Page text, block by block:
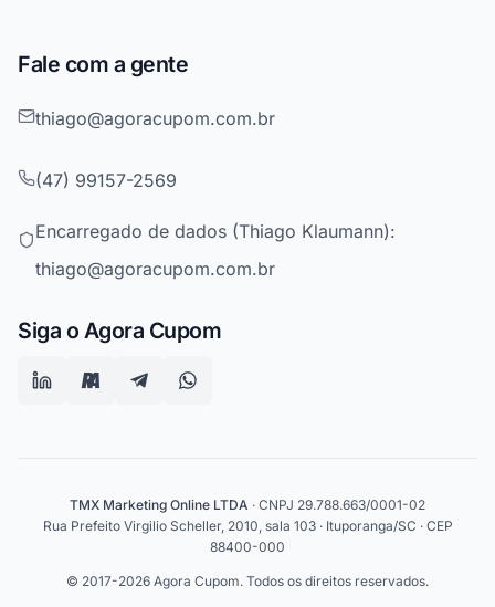
Fale com a gente
thiago@agoracupom.com.br
(47) 99157-2569
Encarregado de dados (Thiago Klaumann):
thiago@agoracupom.com.br
Siga o Agora Cupom
TMX Marketing Online LTDA · CNPJ 29.788.663/0001-02
Rua Prefeito Virgilio Scheller, 2010, sala 103 · Ituporanga/SC · CEP
88400-000
© 2017-2026 Agora Cupom. Todos os direitos reservados.